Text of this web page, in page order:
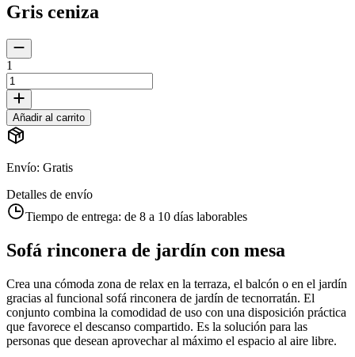
Gris ceniza
1
Añadir al carrito
Envío: Gratis
Detalles de envío
Tiempo de entrega: de 8 a 10 días laborables
Sofá rinconera de jardín con mesa
Crea una cómoda zona de relax en la terraza, el balcón o en el jardín
gracias al funcional sofá rinconera de jardín de tecnorratán. El
conjunto combina la comodidad de uso con una disposición práctica
que favorece el descanso compartido. Es la solución para las
personas que desean aprovechar al máximo el espacio al aire libre.